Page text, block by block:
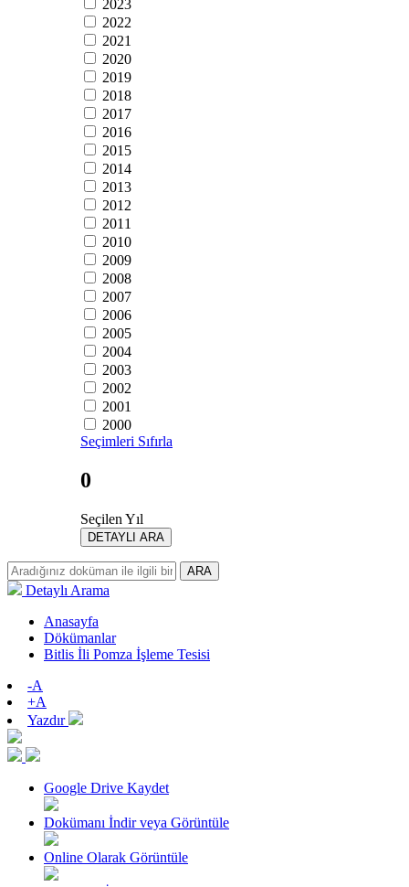
2023
2022
2021
2020
2019
2018
2017
2016
2015
2014
2013
2012
2011
2010
2009
2008
2007
2006
2005
2004
2003
2002
2001
2000
Seçimleri Sıfırla
0
Seçilen Yıl
DETAYLI ARA
ARA
Detaylı Arama
Anasayfa
Dökümanlar
Bitlis İli Pomza İşleme Tesisi
-A
+A
Yazdır
Google Drive Kaydet
Dokümanı İndir veya Görüntüle
Online Olarak Görüntüle